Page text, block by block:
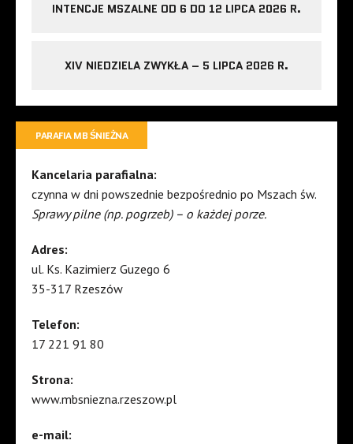
INTENCJE MSZALNE OD 6 DO 12 LIPCA 2026 R.
XIV NIEDZIELA ZWYKŁA – 5 LIPCA 2026 R.
PARAFIA MB ŚNIEŻNA
Kancelaria parafialna:
czynna w dni powszednie bezpośrednio po Mszach św.
Sprawy pilne (np. pogrzeb) – o każdej porze.
Adres:
ul. Ks. Kazimierz Guzego 6
35-317 Rzeszów
Telefon:
17 221 91 80
Strona:
www.mbsniezna.rzeszow.pl
e-mail: